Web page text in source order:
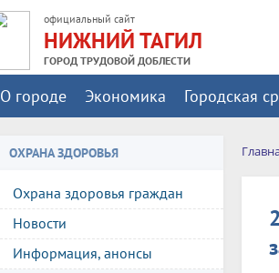
официальный сайт
НИЖНИЙ ТАГИЛ
ГОРОД ТРУДОВОЙ ДОБЛЕСТИ
О городе Экономика Городская
ОХРАНА ЗДОРОВЬЯ
Охрана здоровья граждан
Новости
Информация, анонсы